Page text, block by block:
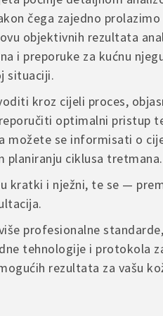
– Povrat je
– Proizvod
– Troškove
proizvoda
U slučaju
kontakt forme
Rado ćemo
Save
comment.
A
l
t
čega zajedno
objektivnih rezultata
i preporuke za kućnu
situaciji.
kroz cijeli proces,
optimalni pristup
možete se informisati o
planiranju ciklusa tretmana.
kratki i nježni, te se —
profesionalne
tehnologije i protokola
rezultata za vašu